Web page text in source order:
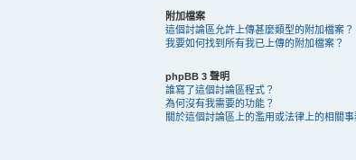
附加檔案
這個討論區允許上傳甚麼類型的附加檔案？
我要如何找到所有我已上傳的附加檔案？
phpBB 3 聲明
誰寫了這個討論區程式？
為何沒有我需要的功能？
關於這個討論區上的濫用或法律上的相關